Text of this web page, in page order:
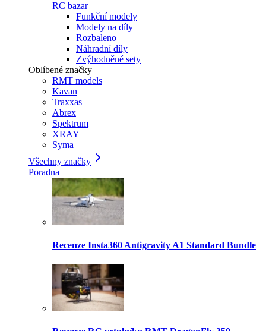
RC bazar
Funkční modely
Modely na díly
Rozbaleno
Náhradní díly
Zvýhodněné sety
Oblíbené značky
RMT models
Kavan
Traxxas
Abrex
Spektrum
XRAY
Syma
Všechny značky
Poradna
Recenze Insta360 Antigravity A1 Standard Bundle